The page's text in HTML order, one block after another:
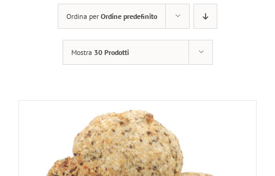
Ordina per Ordine predefinito
Mostra 30 Prodotti